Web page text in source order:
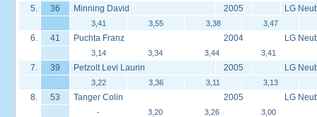
5. 36 Minning David 2005 LG
3,41 3,55 3,38 3,47
6. 41 Puchta Franz 2004 LG
3,14 3,34 3,44 3,41
7. 39 Petzolt Levi Laurin 2005 LG
3,22 3,36 3,11 3,13
8. 53 Tanger Colin 2005 LG
- 3,20 3,26 3,00